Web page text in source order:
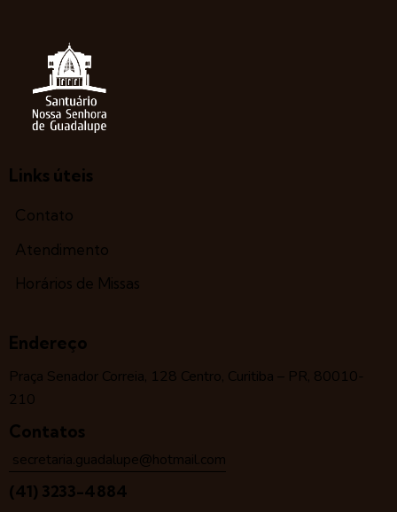
Links úteis
Contato
Atendimento
Horários de Missas
Endereço
Praça Senador Correia, 128 Centro, Curitiba – PR, 80010-
210
Contatos
secretaria.guadalupe@hotmail.com
(41) 3233-4884